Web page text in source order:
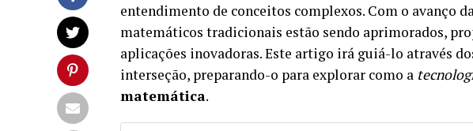
entendimento de conceitos complexos. Com o avanço
matemáticos tradicionais estão sendo aprimorados,
aplicações inovadoras. Este artigo irá guiá-lo através
interseção, preparando-o para explorar como a
matemática.